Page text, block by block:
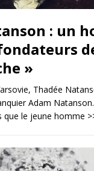
: un
»
Thadée
Adam
que le jeune homme